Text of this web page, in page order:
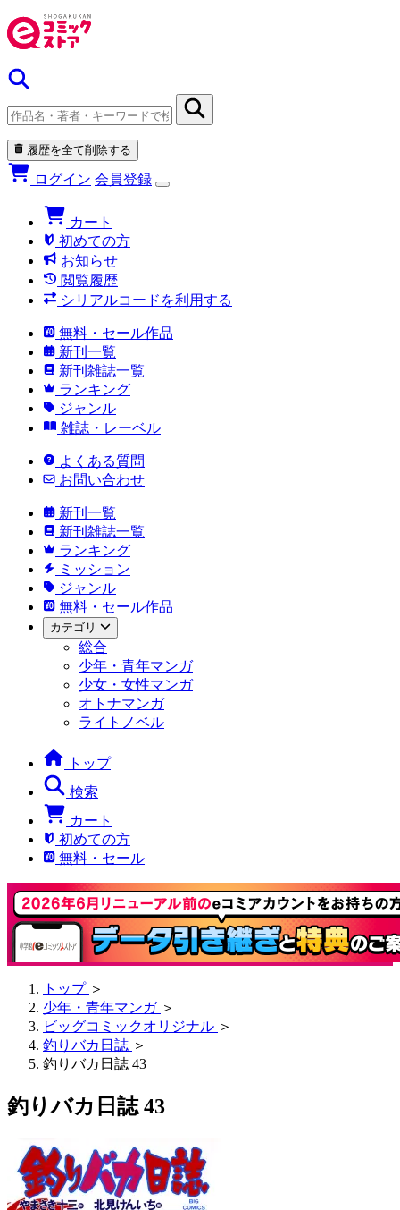
履歴を全て削除する
ログイン 会員登録
カート
初めての方
お知らせ
閲覧履歴
シリアルコードを利用する
無料・セール作品
新刊一覧
新刊雑誌一覧
ランキング
ジャンル
雑誌・レーベル
よくある質問
お問い合わせ
新刊一覧
新刊雑誌一覧
ランキング
ミッション
ジャンル
無料・セール作品
カテゴリ
総合
少年・青年マンガ
少女・女性マンガ
オトナマンガ
ライトノベル
トップ
検索
カート
初めての方
無料・セール
トップ ＞
少年・青年マンガ ＞
ビッグコミックオリジナル ＞
釣りバカ日誌 ＞
釣りバカ日誌 43
釣りバカ日誌 43